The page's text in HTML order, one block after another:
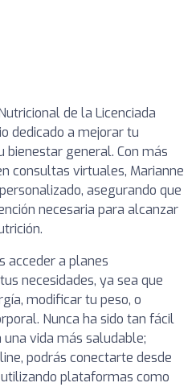
de la Licenciada
dedicado a mejorar tu
bienestar general. Con más
consultas virtuales, Marianne
asegurando que
necesaria para alcanzar
acceder a planes
necesidades, ya sea que
modificar tu peso, o
Nunca ha sido tan fácil
vida más saludable;
podrás conectarte desde
plataformas como